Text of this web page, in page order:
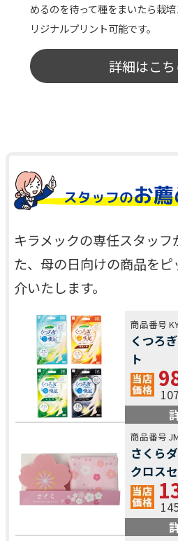
ことができます。骨の色も、白
みの色をお選びください。
詳細はこ
スタッフのお
キラメックの専任スタッ
た、母の日向けの商品を
介いたします。
商品番号
くつろ
ト
商品番号
さくら
クロス